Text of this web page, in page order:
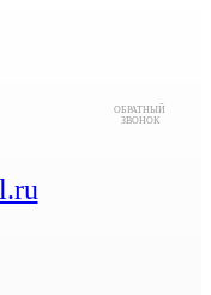
ОБРАТНЫЙ
ЗВОНОК